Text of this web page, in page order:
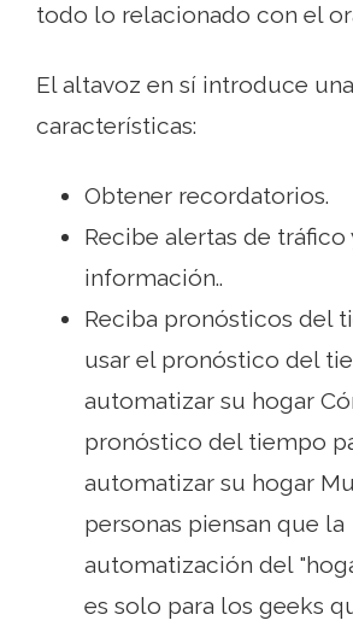
todo lo relacionado con el
El altavoz en sí introduce
características:
Obtener recordatorios.
Recibe alertas de tráfico
información..
Reciba pronósticos del
usar el pronóstico del
automatizar su hogar
pronóstico del tiempo
automatizar su hogar
personas piensan que la
automatización del
es solo para los geeks